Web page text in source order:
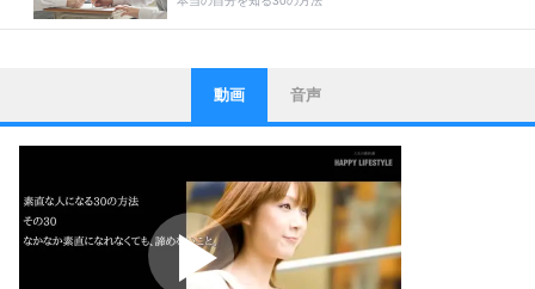
1
ストレス対策
他人と比べない。
いっそのこと、他人を見ない。
いらいらしない人になる30の方法
プラス思考
ポジティブになれない原因は、行動しないから。
ポジティブ思考になる30の方法
動画 音声